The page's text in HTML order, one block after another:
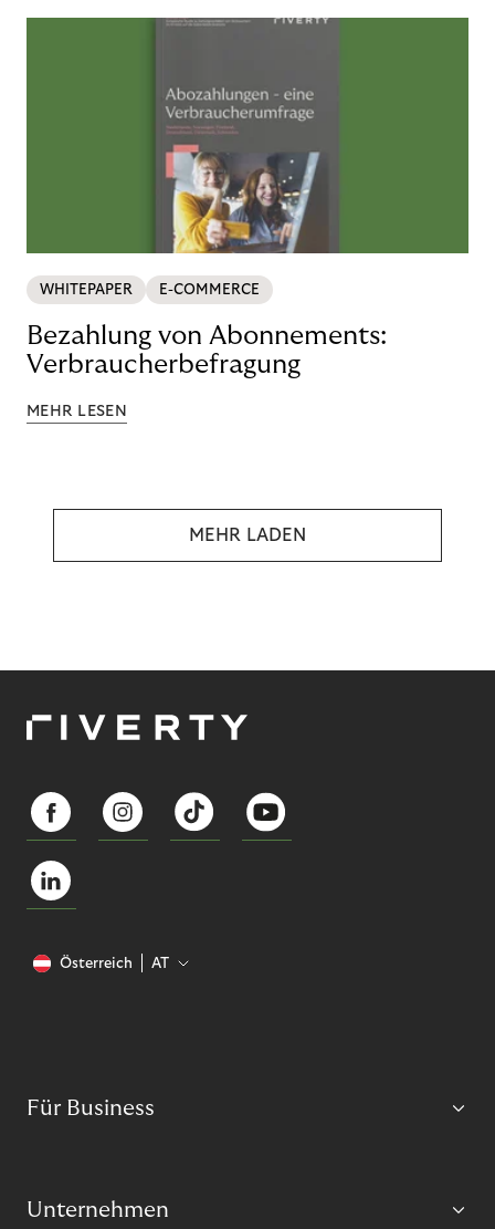
WHITEPAPER E-COMMERCE
Bezahlung von Abonnements:
Verbraucherbefragung
MEHR LESEN
MEHR LADEN
Österreich AT
Für Business
Unternehmen